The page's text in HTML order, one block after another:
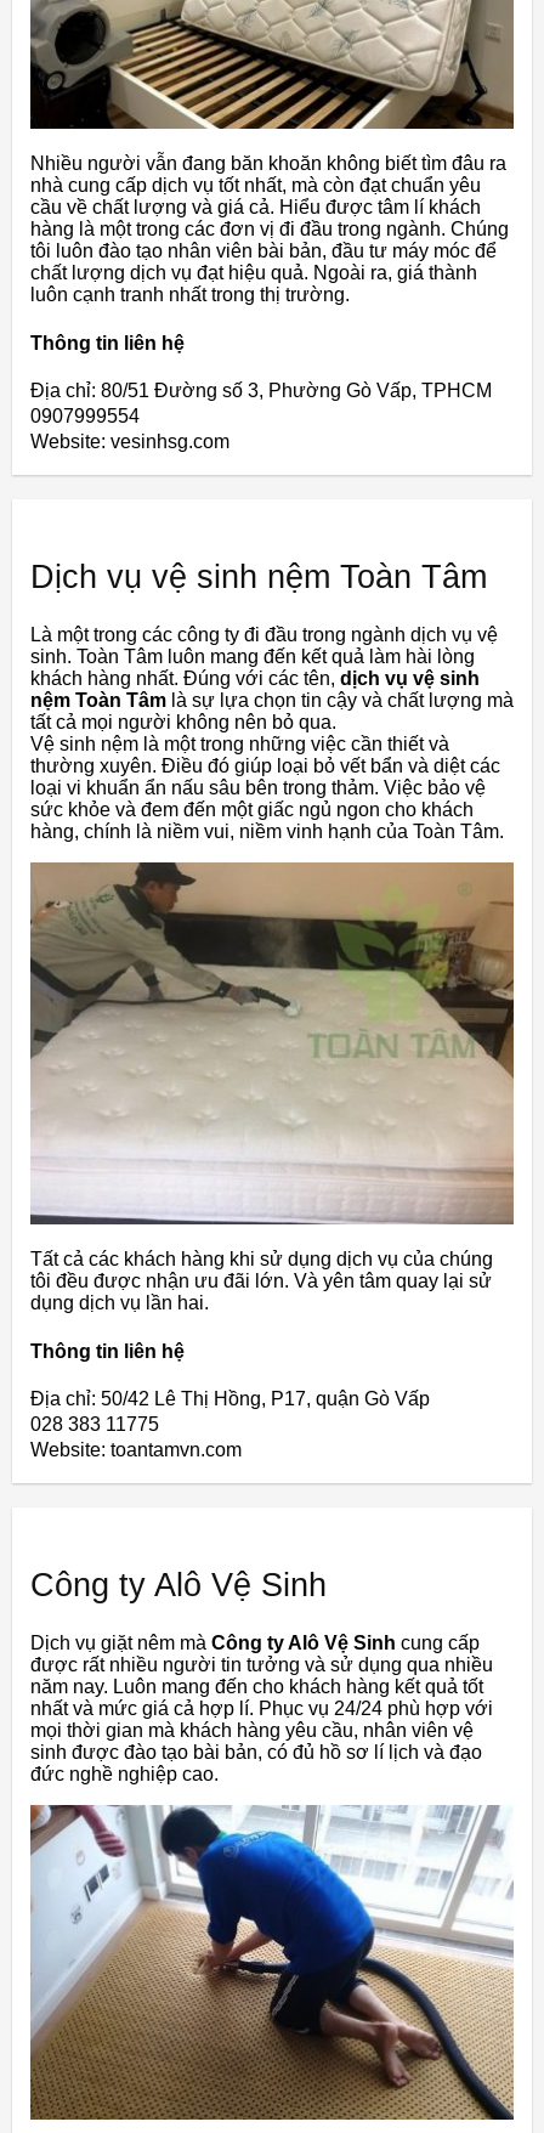
Nhiều người vẫn đang băn khoăn không biết tìm đâu ra
nhà cung cấp dịch vụ tốt nhất, mà còn đạt chuẩn yêu
cầu về chất lượng và giá cả. Hiểu được tâm lí khách
hàng là một trong các đơn vị đi đầu trong ngành. Chúng
tôi luôn đào tạo nhân viên bài bản, đầu tư máy móc để
chất lượng dịch vụ đạt hiệu quả. Ngoài ra, giá thành
luôn cạnh tranh nhất trong thị trường.
Thông tin liên hệ
Địa chỉ: 80/51 Đường số 3, Phường Gò Vấp, TPHCM
0907999554
Website: vesinhsg.com
Dịch vụ vệ sinh nệm Toàn Tâm
Là một trong các công ty đi đầu trong ngành dịch vụ vệ
sinh. Toàn Tâm luôn mang đến kết quả làm hài lòng
khách hàng nhất. Đúng với các tên, dịch vụ vệ sinh
nệm Toàn Tâm là sự lựa chọn tin cậy và chất lượng mà
tất cả mọi người không nên bỏ qua.
Vệ sinh nệm là một trong những việc cần thiết và
thường xuyên. Điều đó giúp loại bỏ vết bẩn và diệt các
loại vi khuẩn ẩn nấu sâu bên trong thảm. Việc bảo vệ
sức khỏe và đem đến một giấc ngủ ngon cho khách
hàng, chính là niềm vui, niềm vinh hạnh của Toàn Tâm.
Tất cả các khách hàng khi sử dụng dịch vụ của chúng
tôi đều được nhận ưu đãi lớn. Và yên tâm quay lại sử
dụng dịch vụ lần hai.
Thông tin liên hệ
Địa chỉ: 50/42 Lê Thị Hồng, P17, quận Gò Vấp
028 383 11775
Website: toantamvn.com
Công ty Alô Vệ Sinh
Dịch vụ giặt nêm mà Công ty Alô Vệ Sinh cung cấp
được rất nhiều người tin tưởng và sử dụng qua nhiều
năm nay. Luôn mang đến cho khách hàng kết quả tốt
nhất và mức giá cả hợp lí. Phục vụ 24/24 phù hợp với
mọi thời gian mà khách hàng yêu cầu, nhân viên vệ
sinh được đào tạo bài bản, có đủ hồ sơ lí lịch và đạo
đức nghề nghiệp cao.